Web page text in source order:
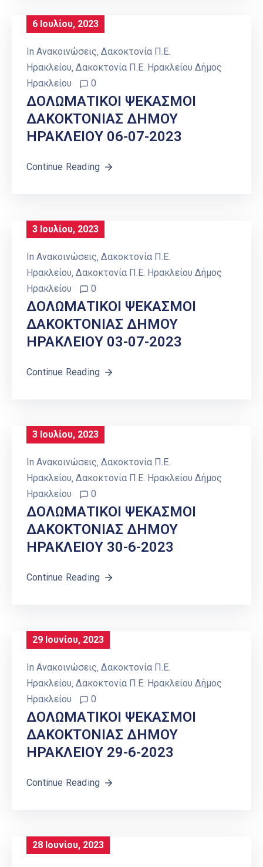
6 Ιουλίου, 2023
In Ανακοινώσεις‚ Δακοκτονία Π.Ε.
Ηρακλείου‚ Δακοκτονία Π.Ε. Ηρακλείου Δήμος
Ηρακλείου
0
ΔΟΛΩΜΑΤΙΚΟΙ ΨΕΚΑΣΜΟΙ
ΔΑΚΟΚΤΟΝΙΑΣ ΔΗΜΟΥ
ΗΡΑΚΛΕΙΟY 06-07-2023
Continue Reading
3 Ιουλίου, 2023
In Ανακοινώσεις‚ Δακοκτονία Π.Ε.
Ηρακλείου‚ Δακοκτονία Π.Ε. Ηρακλείου Δήμος
Ηρακλείου
0
ΔΟΛΩΜΑΤΙΚΟΙ ΨΕΚΑΣΜΟΙ
ΔΑΚΟΚΤΟΝΙΑΣ ΔΗΜΟΥ
ΗΡΑΚΛΕΙΟY 03-07-2023
Continue Reading
3 Ιουλίου, 2023
In Ανακοινώσεις‚ Δακοκτονία Π.Ε.
Ηρακλείου‚ Δακοκτονία Π.Ε. Ηρακλείου Δήμος
Ηρακλείου
0
ΔΟΛΩΜΑΤΙΚΟΙ ΨΕΚΑΣΜΟΙ
ΔΑΚΟΚΤΟΝΙΑΣ ΔΗΜΟΥ
ΗΡΑΚΛΕΙΟY 30-6-2023
Continue Reading
29 Ιουνίου, 2023
In Ανακοινώσεις‚ Δακοκτονία Π.Ε.
Ηρακλείου‚ Δακοκτονία Π.Ε. Ηρακλείου Δήμος
Ηρακλείου
0
ΔΟΛΩΜΑΤΙΚΟΙ ΨΕΚΑΣΜΟΙ
ΔΑΚΟΚΤΟΝΙΑΣ ΔΗΜΟΥ
ΗΡΑΚΛΕΙΟY 29-6-2023
Continue Reading
28 Ιουνίου, 2023